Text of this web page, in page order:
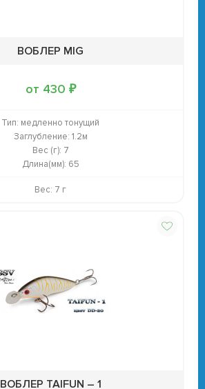
ВОБЛЕР MIG
от 430 ₽
Тип: медленно тонущий
Заглубление: 1.2м
Вес (г): 7
Длина(мм): 65
Вес: 7 г
ВОБЛЕР TAIFUN – 1